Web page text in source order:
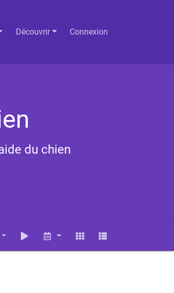
Découvrir Connexion
du chien